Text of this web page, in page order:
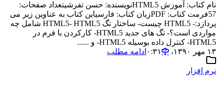
نام کتاب: آموزش HTML5نویسنده: حسن تفرشیتعداد صفحات:
57فرمت کتاب: PDFزبان کتاب: فارسیاین کتاب به عناوین زیر می
پردازد:- HTML5 چیست- ساختار تگ HTML5- HTML5 شامل چه
مواردی است؟- تگ های جدید HTML5- کارکردن با فرم در
HTML5- کنترل داده بوسیله HTML5- و ......
۱۳ مهر ۱۳۹۰،‏ ۰:۳۱
ادامه مطلب
نرم افزار